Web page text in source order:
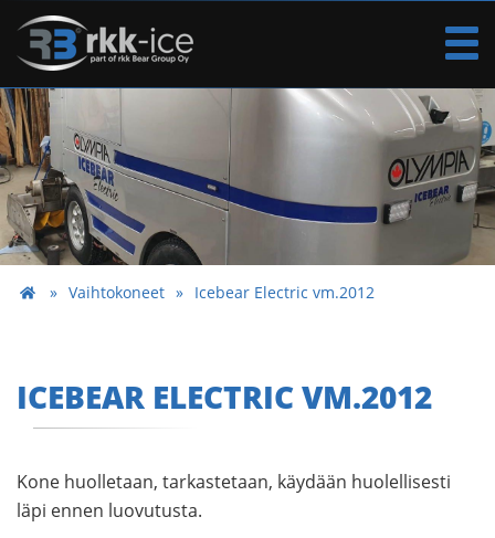
Vaihtokoneet Icebear Electric vm.2012
ICEBEAR ELECTRIC VM.2012
Kone huolletaan, tarkastetaan, käydään huolellisesti
läpi ennen luovutusta.